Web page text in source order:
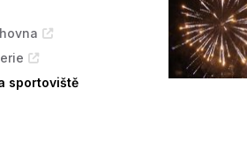
sportoviště